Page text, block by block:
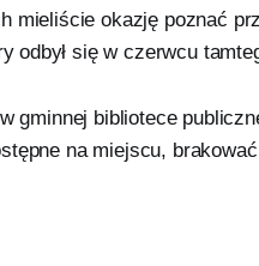
mieliście okazję poznać
odbył się w czerwcu
gminnej bibliotece
na miejscu,